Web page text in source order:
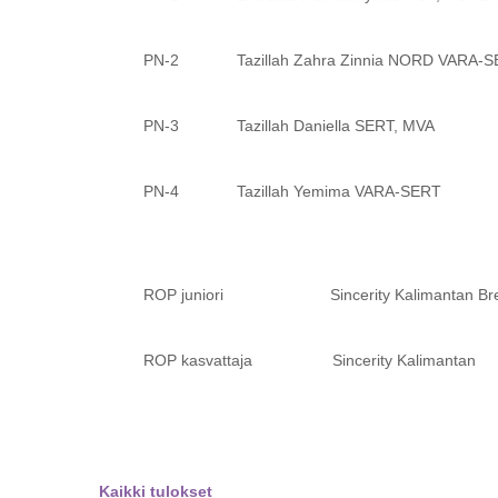
PN-2 Tazillah Zahra Zinnia NORD VARA-
PN-3 Tazillah Daniella SERT, MVA
PN-4 Tazillah Yemima VARA-SERT
ROP juniori Sincerity Kalimantan
ROP kasvattaja Sincerity Kalimantan
Kaikki tulokset